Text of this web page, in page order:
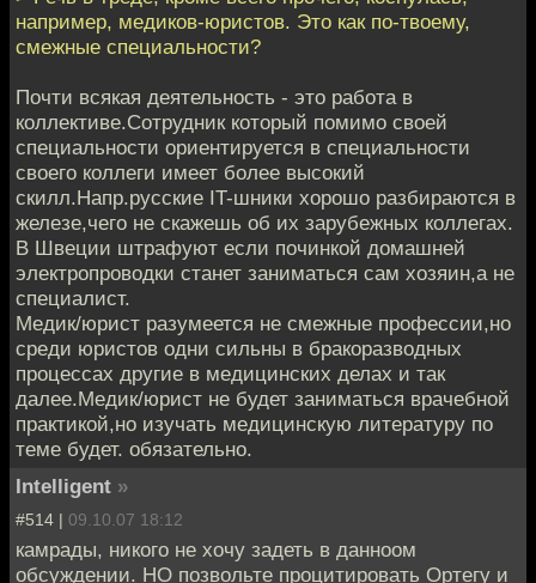
например, медиков-юристов. Это как по-твоему,
смежные специальности?
Почти всякая деятельность - это работа в
коллективе.Сотрудник который помимо своей
специальности ориентируется в специальности
своего коллеги имеет более высокий
скилл.Напр.русские IT-шники хорошо разбираются в
железе,чего не скажешь об их зарубежных коллегах.
В Швеции штрафуют если починкой домашней
электропроводки станет заниматься сам хозяин,а не
специалист.
Медик/юрист разумеется не смежные профессии,но
среди юристов одни сильны в бракоразводных
процессах другие в медицинских делах и так
далее.Медик/юрист не будет заниматься врачебной
практикой,но изучать медицинскую литературу по
теме будет. обязательно.
Intelligent »
#514 | 09.10.07 18:12
камрады, никого не хочу задеть в данноом
обсуждении. НО позвольте процитировать Ортегу и